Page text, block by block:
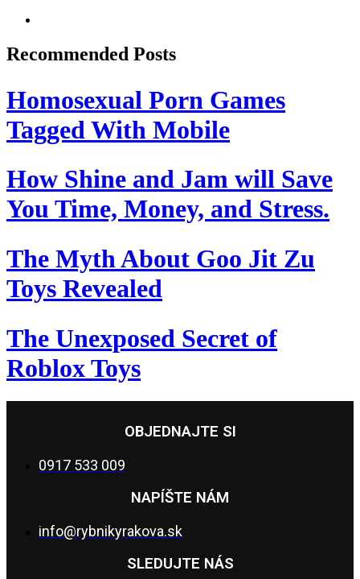
Recommended Posts
Homosexual Porn Games
Tagged With Mobile
How Shine and Jam will Save
You Time, Money, and Stress.
The Myth About Goo Jit Zu
Toys Revealed
The Unexposed Secret of
Roblox Toys
OBJEDNAJTE SI
0917 533 009
NAPÍŠTE NÁM
info@rybnikyrakova.sk
SLEDUJTE NÁS